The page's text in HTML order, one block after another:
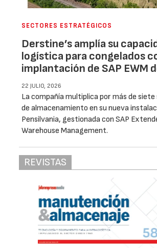
SECTORES ESTRATÉGICOS
Derstine’s amplía su
logística para congelados
implantación de SAP EWM
22 JULIO, 2026
La compañía multiplica por más de siete
de almacenamiento en su nueva
Pensilvania, gestionada con SAP
Warehouse Management.
REVISTAS